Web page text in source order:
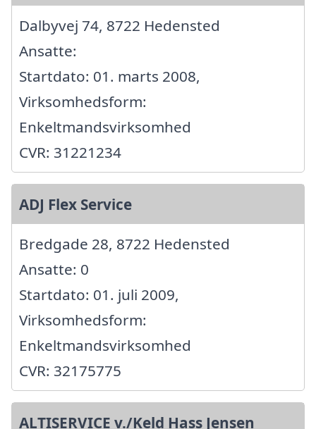
Dalbyvej 74, 8722 Hedensted
Ansatte:
Startdato: 01. marts 2008,
Virksomhedsform:
Enkeltmandsvirksomhed
CVR: 31221234
ADJ Flex Service
Bredgade 28, 8722 Hedensted
Ansatte: 0
Startdato: 01. juli 2009,
Virksomhedsform:
Enkeltmandsvirksomhed
CVR: 32175775
ALTISERVICE v./Keld Hass Jensen